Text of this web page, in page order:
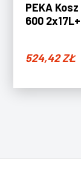
PEKA
600
524,42ZŁ